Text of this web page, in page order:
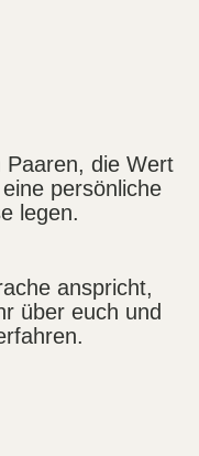
Paaren, die Wert
persönliche
legen.
anspricht,
über euch und